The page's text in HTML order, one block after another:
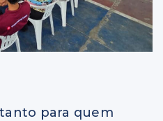
para quem